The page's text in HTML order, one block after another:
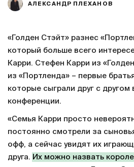
АЛЕКСАНДР ПЛЕХАНОВ
«Голден Стэйт» разнес
который больше всего
Карри. Стефен Карри из
из «Портленда» – первые
которые сыграли друг с другом
конференции.
«Семья Карри просто
постоянно смотрели за
офф, а сейчас увидят их
друга. Их можно назвать